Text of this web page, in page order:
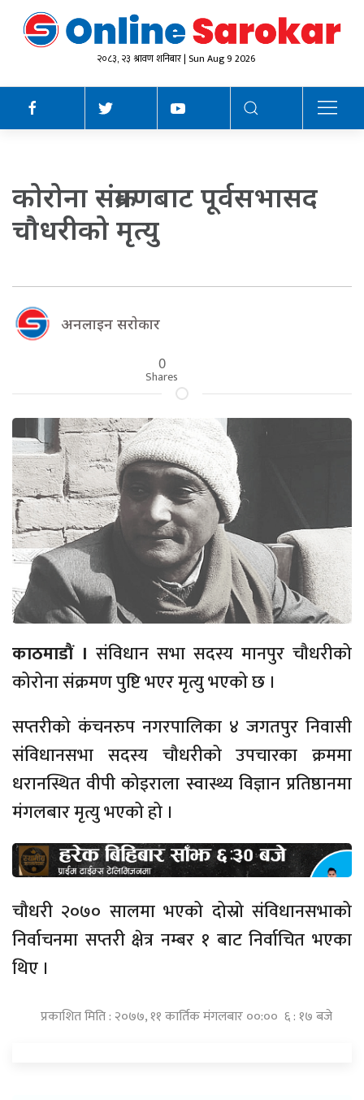
२०८३, २३ श्रावण शनिबार | Sun Aug 9 2026
कोरोना संक्रमणबाट पूर्वसभासद
चौधरीको मृत्यु
अनलाइन सराेकार
0
Shares
काठमाडाैं । संविधान सभा सदस्य मानपुर चौधरीको
कोरोना संक्रमण पुष्टि भएर मृत्यु भएको छ ।
सप्तरीको कंचनरुप नगरपालिका ४ जगतपुर निवासी
संविधानसभा सदस्य चौधरीको उपचारका क्रममा
धरानस्थित वीपी कोइराला स्वास्थ्य विज्ञान प्रतिष्ठानमा
मंगलबार मृत्यु भएको हो ।
चौधरी २०७० सालमा भएको दोस्रो संविधानसभाको
निर्वाचनमा सप्तरी क्षेत्र नम्बर १ बाट निर्वाचित भएका
थिए ।
प्रकाशित मिति : २०७७, ११ कार्तिक मंगलबार ००:०० ६ : १७ बजे